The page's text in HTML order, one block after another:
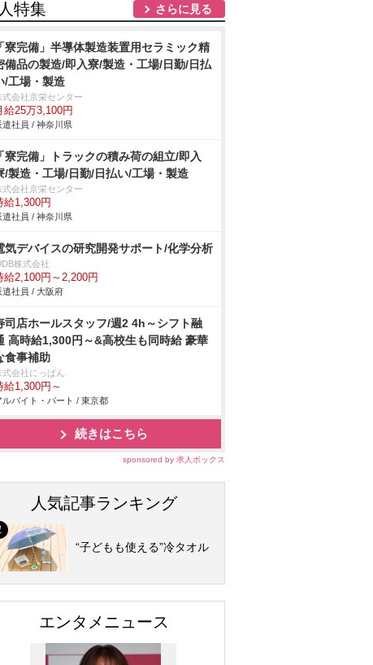
特集 さらに見る
「寮完備」半導体製造装置用セラミック精
備品の製造/即入寮/製造・工場/日勤/日払
/工場・製造
式会社京栄センター
給25万3,100円
遣社員 / 神奈川県
「寮完備」トラックの積み荷の組立/即入
/製造・工場/日勤/日払い/工場・製造
式会社京栄センター
給1,300円
遣社員 / 神奈川県
気デバイスの研究開発サポート/化学分析
株式会社
給2,100円～2,200円
遣社員 / 大阪府
司店ホールスタッフ/週2 4h～シフト融
高時給1,300円～&高校生も同時給 豪華
食事補助
式会社にっぱん
給1,300円～
ルバイト・パート / 東京都
続きはこちら
sponsored by 求人ボックス
人気記事ランキング
“子どもも使える”冷タオル
エンタメニュース